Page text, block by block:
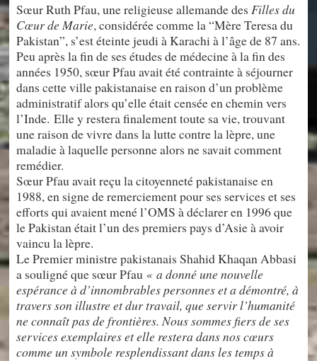
Sœur Ruth Pfau, une religieuse allemande desFilles du
Cœur de Marie, considérée comme la “Mère Teresa du
Pakistan”, s’est éteinte jeudi à Karachi à l’âge de 87 ans.
Peu après la fin de ses études de médecine à la fin des
années 1950, sœur Pfau avait été contrainte à séjourner
dans cette ville pakistanaise en raison d’un problème
administratif alors qu’elle était censée en chemin vers
l’Inde. Elle y restera finalement toute sa vie, trouvant
une raison de vivre dans la lutte contre la lèpre, une
maladie à laquelle personne alors ne savait comment
remédier.
Sœur Pfau avait reçu la citoyenneté pakistanaise en
1988, en signe de remerciement pour ses services et ses
efforts qui avaient mené l’OMS à déclarer en 1996 que
le Pakistan était l’un des premiers pays d’Asie à avoir
vaincu la lèpre.
Le Premier ministre pakistanais Shahid Khaqan Abbasi
a souligné que sœur Pfau « a donné une nouvelle
espérance à d’innombrables personnes et a démontré, à
travers son illustre et dur travail, que servir l’humanité
ne connaît pas de frontières. Nous sommes fiers de ses
services exemplaires et elle restera dans nos cœurs
comme un symbole resplendissant dans les temps à